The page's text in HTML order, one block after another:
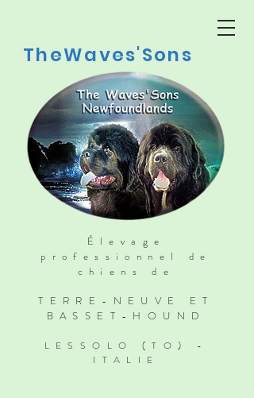
TheWaves'Sons
Élevage
professionnel de
chiens de
TERRE-NEUVE ET
BASSET-HOUND
LESSOLO (TO) -
ITALIE